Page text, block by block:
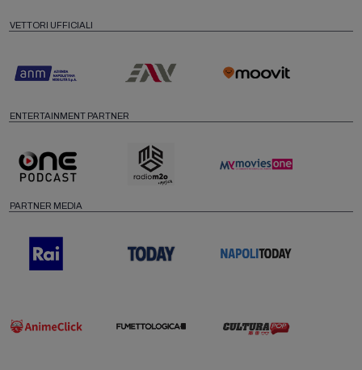
VETTORI UFFICIALI
ENTERTAINMENT PARTNER
PARTNER MEDIA